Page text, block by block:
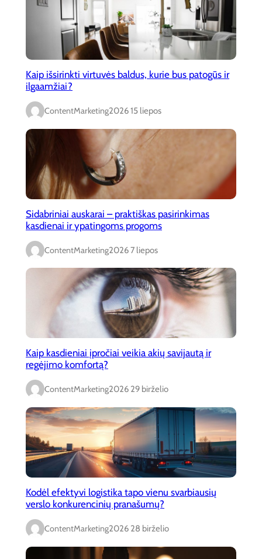
Kaip išsirinkti virtuvės baldus, kurie bus patogūs ir
ilgaamžiai?
ContentMarketing2026 15 liepos
Sidabriniai auskarai – praktiškas pasirinkimas
kasdienai ir ypatingoms progoms
ContentMarketing2026 7 liepos
Kaip kasdieniai įpročiai veikia akių savijautą ir
regėjimo komfortą?
ContentMarketing2026 29 birželio
Kodėl efektyvi logistika tapo vienu svarbiausių
verslo konkurencinių pranašumų?
ContentMarketing2026 28 birželio